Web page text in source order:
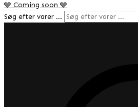
🩶 Coming soon 🩶
Søg efter varer …